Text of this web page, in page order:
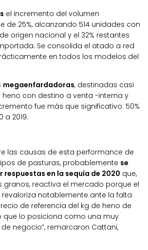
el incremento del volumen
de 25%, alcanzando 514 unidades con
origen nacional y el 32% restantes
Se consolida el atado a red
en todos los modelos del
megaenfardadoras, destinadas casi
heno con destino a venta -interna y
fue más que significativo: 50%
2019.
las causas de esta performance de
de pasturas, probablemente se
respuestas en la sequía de 2020 que,
granos, reactiva el mercado porque el
notablemente ante la falta
de referencia del kg de heno de
que lo posiciona como una muy
negocio”, remarcaron Cattani,